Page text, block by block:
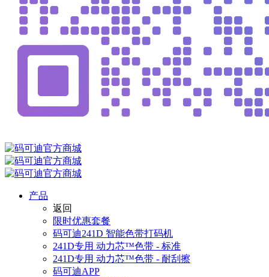
产品
返回
限时优惠套餐
码可迪241D 智能色带打码机
241D专用 动力芯™色带 - 标准
241D专用 动力芯™色带 - 耐刮擦
码可迪APP